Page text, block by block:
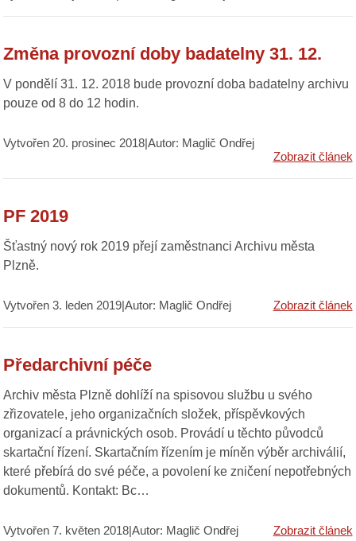
Změna provozní doby badatelny 31. 12.
V pondělí 31. 12. 2018 bude provozní doba badatelny archivu
pouze od 8 do 12 hodin.
Vytvořen 20. prosinec 2018|Autor: Maglič Ondřej
Zobrazit článek
PF 2019
Šťastný nový rok 2019 přejí zaměstnanci Archivu města
Plzně.
Vytvořen 3. leden 2019|Autor: Maglič Ondřej Zobrazit článek
Předarchivní péče
Archiv města Plzně dohlíží na spisovou službu u svého
zřizovatele, jeho organizačních složek, příspěvkových
organizací a právnických osob. Provádí u těchto původců
skartační řízení. Skartačním řízením je míněn výběr archiválií,
které přebírá do své péče, a povolení ke zničení nepotřebných
dokumentů. Kontakt: Bc…
Vytvořen 7. květen 2018|Autor: Maglič Ondřej Zobrazit článek